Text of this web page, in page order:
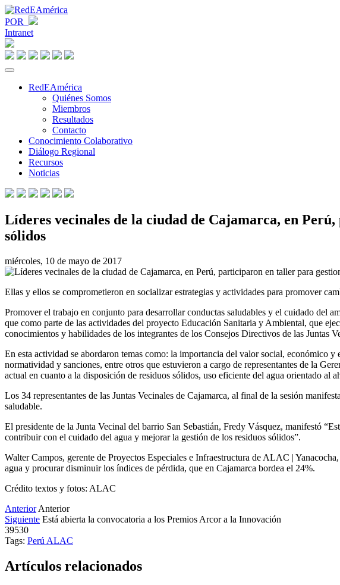
POR
Intranet
RedEAmérica
Quiénes Somos
Miembros
Resultados
Contacto
Conocimiento Colaborativo
Diálogo Regional
Recursos
Noticias
Líderes vecinales de la ciudad de Cajamarca, en
sólidos
miércoles, 10 de mayo de 2017
Ellas y ellos se comprometieron en socializar estrategias y actividades para promover
Promover el trabajo en conjunto para desarrollar conductas saludables y el cuidado del
que como parte de las actividades del proyecto Educación Sanitaria y Ambiental, que
conocimientos y habilidades de los integrantes de los Consejos Directivos de las Juntas
En esta actividad se abordaron temas como: la importancia del valor social, económico
normatividad y sanciones, entre otros que estuvieron a cargo de representantes de la
actual en cuanto a la disposición de residuos sólidos, uso eficiente del agua orientado al
Los 34 representantes de las Juntas Vecinales de Cajamarca, al final de la sesión
saludable.
El presidente de la Junta Vecinal del barrio San Sebastián, Fredy Vásquez, manifestó
contribuir con el cuidado del agua y mejorar la gestión de los residuos sólidos”.
Walter Campos, gerente de Proyectos Especiales e Infraestructura de ALAC |
agua y procurar disminuir los índices de pérdida, que en Cajamarca bordea el 24%.
Crédito textos y fotos: ALAC
Anterior Anterior
Siguiente Está abierta la convocatoria a los Premios Arcor a la Innovación
39530
Tags: Perú ALAC
Artículos relacionados